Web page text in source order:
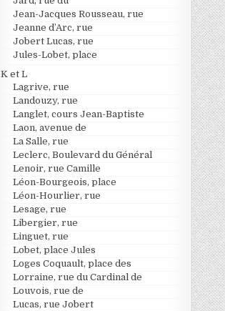
Jean-Jacques Rousseau, rue
Jeanne d’Arc, rue
Jobert Lucas, rue
Jules-Lobet, place
K et L
Lagrive, rue
Landouzy, rue
Langlet, cours Jean-Baptiste
Laon, avenue de
La Salle, rue
Leclerc, Boulevard du Général
Lenoir, rue Camille
Léon-Bourgeois, place
Léon-Hourlier, rue
Lesage, rue
Libergier, rue
Linguet, rue
Lobet, place Jules
Loges Coquault, place des
Lorraine, rue du Cardinal de
Louvois, rue de
Lucas, rue Jobert